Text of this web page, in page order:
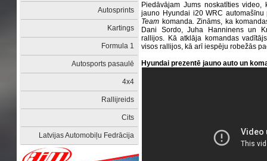
Autosprints
Kartings
Formula 1
Autosports pasaulē
4x4
Rallijreids
Cits
Latvijas Automobiļu Fedrācija
Piedāvājam Jums noskatīties
jauno Hyundai i20 WRC
Team komanda.Zināms, ka
Dani Sordo, Juha Hanninens un
rallijos. Kā atklāja komandas
visos rallijos, kā arī iespēju robežās
Hyundai prezentē jauno auto un